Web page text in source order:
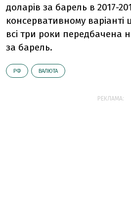
доларів за барель в 2017-
консервативному варіанті
всі три роки передбачена
за барель.
РФ ВАЛЮТА
РЕКЛАМА: